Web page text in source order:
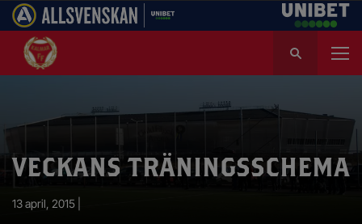
k
f
r
VECKANS TRÄNINGSSCHEMA
13 april, 2015 |